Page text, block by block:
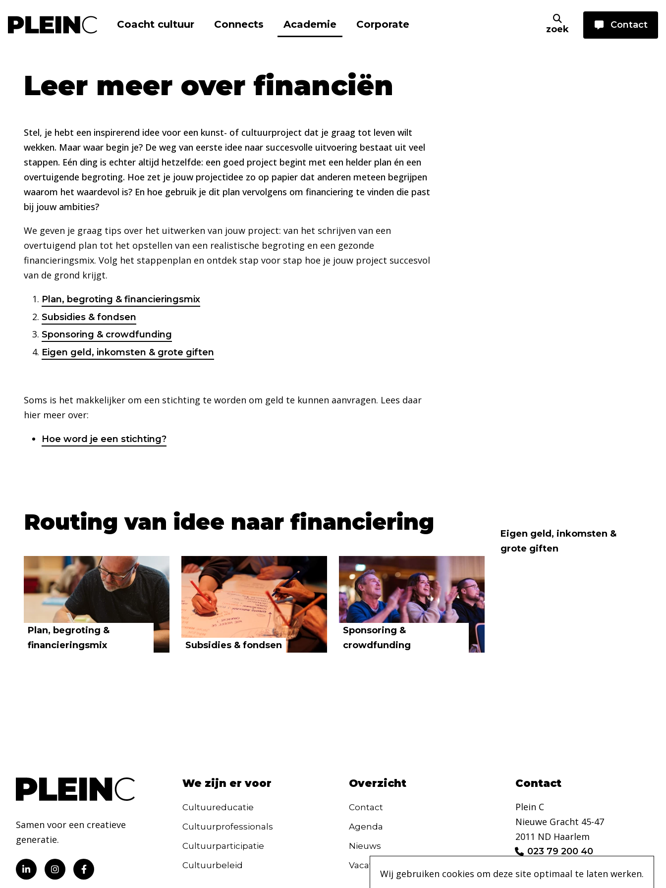
Coacht cultuur Connects Academie Corporate zoek Contact
Home Academie Publicaties Geld Geld voor cultuur in de vrije tijd
Leer meer over financiën
Stel, je hebt een inspirerend idee voor een kunst- of cultuurproject dat je graag tot leven wilt
wekken. Maar waar begin je? De weg van eerste idee naar succesvolle uitvoering bestaat uit veel
stappen. Eén ding is echter altijd hetzelfde: een goed project begint met een helder plan én een
overtuigende begroting. Hoe zet je jouw projectidee zo op papier dat anderen meteen begrijpen
waarom het waardevol is? En hoe gebruik je dit plan vervolgens om financiering te vinden die past
bij jouw ambities?
We geven je graag tips over het uitwerken van jouw project: van het schrijven van een
overtuigend plan tot het opstellen van een realistische begroting en een gezonde
financieringsmix. Volg het stappenplan en ontdek stap voor stap hoe je jouw project succesvol
van de grond krijgt.
Plan, begroting & financieringsmix
Subsidies & fondsen
Sponsoring & crowdfunding
Eigen geld, inkomsten & grote giften
Soms is het makkelijker om een stichting te worden om geld te kunnen aanvragen. Lees daar
hier meer over:
Hoe word je een stichting?
Routing van idee naar financiering
Plan, begroting &
financieringsmix
Subsidies & fondsen
Sponsoring &
crowdfunding
Eigen geld, inkomsten &
grote giften
Samen voor een creatieve
generatie.
We zijn er voor
Cultuureducatie
Cultuurprofessionals
Cultuurparticipatie
Cultuurbeleid
Overzicht
Contact
Agenda
Nieuws
Vacatures
Contact
Plein C
Nieuwe Gracht 45-47
2011 ND Haarlem
023 79 200 40
info@pleinc.nl
Wij gebruiken cookies om deze site optimaal te laten werken.